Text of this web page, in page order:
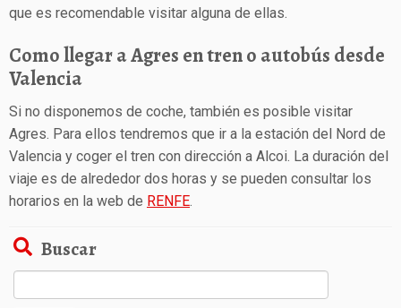
que es recomendable visitar alguna de ellas.
Como llegar a Agres en tren o autobús desde
Valencia
Si no disponemos de coche, también es posible visitar
Agres. Para ellos tendremos que ir a la estación del Nord de
Valencia y coger el tren con dirección a Alcoi. La duración del
viaje es de alrededor dos horas y se pueden consultar los
horarios en la web de RENFE.
Buscar